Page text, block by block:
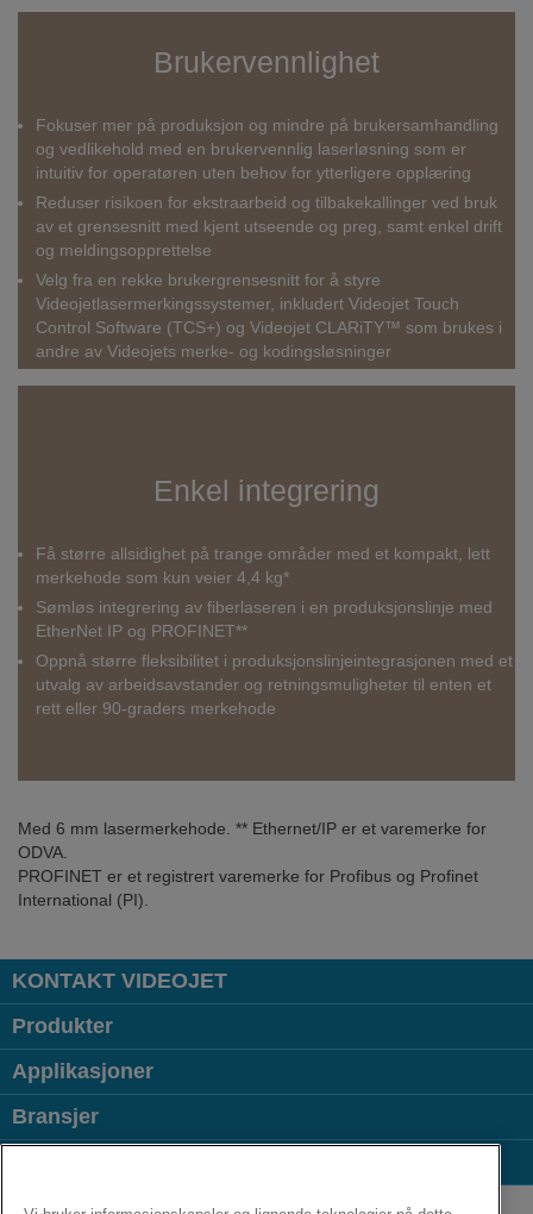
Brukervennlighet
Fokuser mer på produksjon og mindre på brukersamhandling
og vedlikehold med en brukervennlig laserløsning som er
intuitiv for operatøren uten behov for ytterligere opplæring
Reduser risikoen for ekstraarbeid og tilbakekallinger ved bruk
av et grensesnitt med kjent utseende og preg, samt enkel drift
og meldingsopprettelse
Velg fra en rekke brukergrensesnitt for å styre
Videojetlasermerkingssystemer, inkludert Videojet Touch
Control Software (TCS+) og Videojet CLARiTY™ som brukes i
andre av Videojets merke- og kodingsløsninger
Enkel integrering
Få større allsidighet på trange områder med et kompakt, lett
merkehode som kun veier 4,4 kg*
Sømløs integrering av fiberlaseren i en produksjonslinje med
EtherNet IP og PROFINET**
Oppnå større fleksibilitet i produksjonslinjeintegrasjonen med et
utvalg av arbeidsavstander og retningsmuligheter til enten et
rett eller 90-graders merkehode
Med 6 mm lasermerkehode. ** Ethernet/IP er et varemerke for
ODVA.
PROFINET er et registrert varemerke for Profibus og Profinet
International (PI).
KONTAKT VIDEOJET
Produkter
Applikasjoner
Bransjer